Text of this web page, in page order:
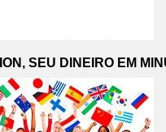
SEU DINEIRO EM